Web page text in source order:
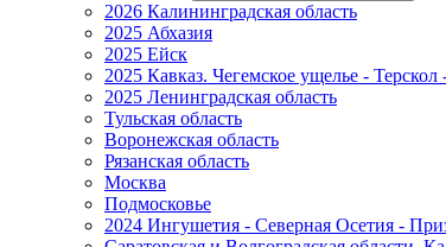
2026 Калининградская область
2025 Абхазия
2025 Ейск
2025 Кавказ. Чегемское ущелье -
2025 Ленинградская область
Тульская область
Воронежская область
Рязанская область
Москва
Подмосковье
2024 Ингушетия - Северная Осетия -